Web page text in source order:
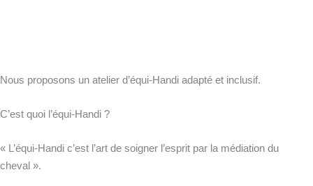
Nous proposons un atelier d’équi-Handi adapté et inclusif.
C’est quoi l’équi-Handi ?
« L’équi-Handi c’est l’art de soigner l’esprit par la médiation du
cheval ».